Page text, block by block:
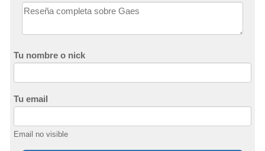
Tu nombre o nick
Tu email
Email no visible